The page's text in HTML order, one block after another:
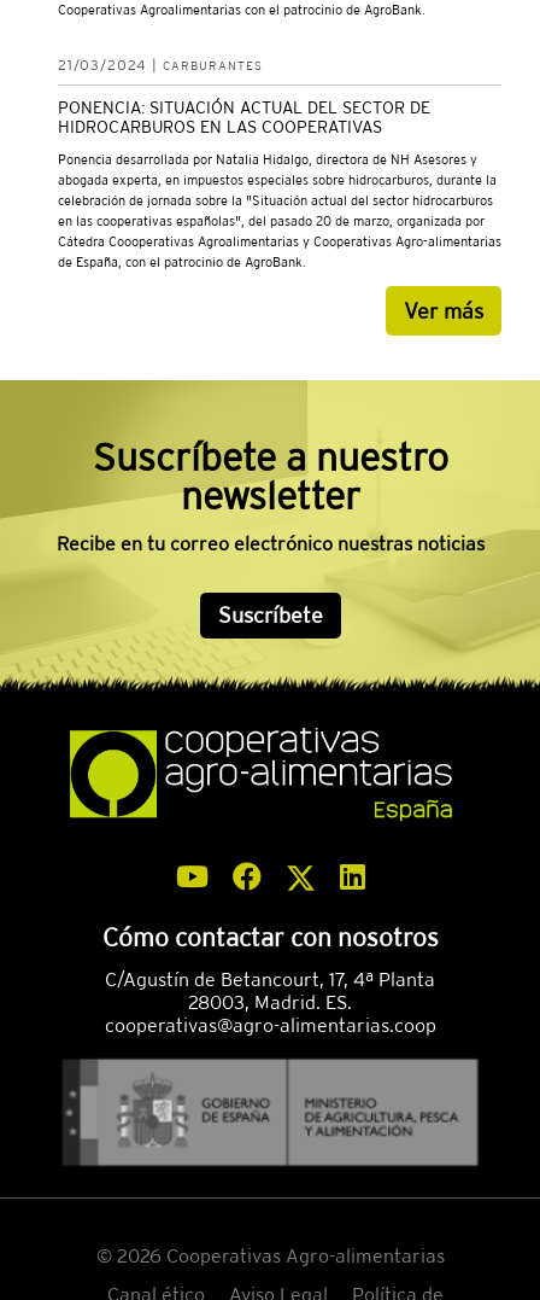
Cooperativas Agroalimentarias con el patrocinio de AgroBank.
21/03/2024 | CARBURANTES
PONENCIA: SITUACIÓN ACTUAL DEL SECTOR DE
HIDROCARBUROS EN LAS COOPERATIVAS
Ponencia desarrollada por Natalia Hidalgo, directora de NH Asesores y
abogada experta, en impuestos especiales sobre hidrocarburos, durante la
celebración de jornada sobre la "Situación actual del sector hidrocarburos
en las cooperativas españolas", del pasado 20 de marzo, organizada por
Cátedra Coooperativas Agroalimentarias y Cooperativas Agro-alimentarias
de España, con el patrocinio de AgroBank.
Ver más
Suscríbete a nuestro
newsletter
Recibe en tu correo electrónico nuestras noticias
Suscríbete
Cómo contactar con nosotros
C/Agustín de Betancourt, 17, 4ª Planta
28003, Madrid. ES.
cooperativas@agro-alimentarias.coop
© 2026 Cooperativas Agro-alimentarias
Canal ético
Aviso Legal Política de